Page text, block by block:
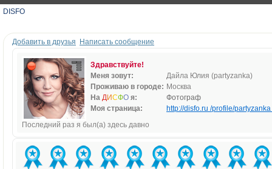
DISFO
Добавить в друзья Написать сообщение
Здравствуйте!
Меня зовут:
Дайла Юлия (partyzanka)
Проживаю в городе: Москва
На ДИСФО я:
Фотограф
Моя страница:
http://disfo.ru /profile/partyzanka
Последний раз я был(а) здесь давно